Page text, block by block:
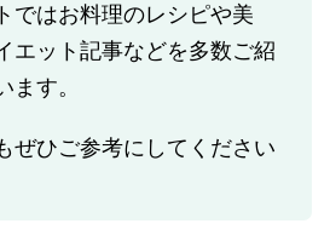
ではお料理のレシピや美
エット記事などを多数ご紹
ます。
ぜひご参考にしてください